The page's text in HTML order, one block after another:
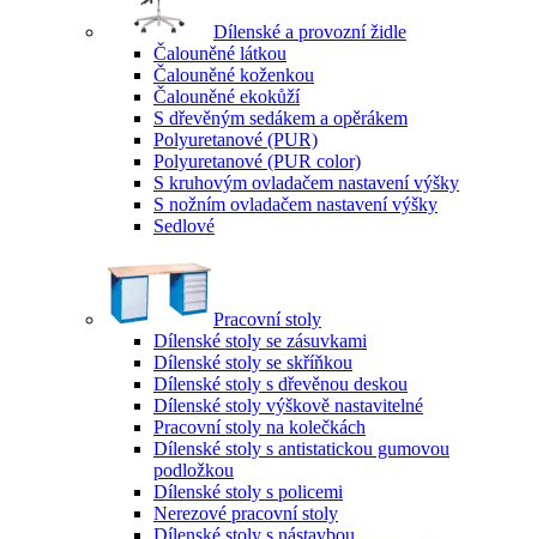
Dílenské a provozní židle
Čalouněné látkou
Čalouněné koženkou
Čalouněné ekokůží
S dřevěným sedákem a opěrákem
Polyuretanové (PUR)
Polyuretanové (PUR color)
S kruhovým ovladačem nastavení výšky
S nožním ovladačem nastavení výšky
Sedlové
Pracovní stoly
Dílenské stoly se zásuvkami
Dílenské stoly se skříňkou
Dílenské stoly s dřevěnou deskou
Dílenské stoly výškově nastavitelné
Pracovní stoly na kolečkách
Dílenské stoly s antistatickou gumovou
podložkou
Dílenské stoly s policemi
Nerezové pracovní stoly
Dílenské stoly s nástavbou